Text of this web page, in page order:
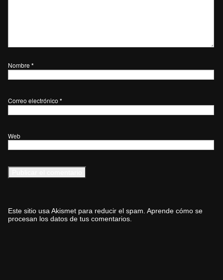
Nombre *
Correo electrónico *
Web
Este sitio usa Akismet para reducir el spam. Aprende cómo se
procesan los datos de tus comentarios.